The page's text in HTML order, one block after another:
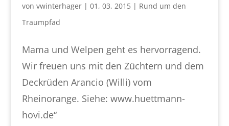
von vwinterhager| 01, 03, 2015| Rund um den
Traumpfad
Mama und Welpen geht es hervorragend.
Wir freuen uns mit den Züchtern und dem
Deckrüden Arancio (Willi) vom
Rheinorange. Siehe: www.huettmann-
hovi.de“